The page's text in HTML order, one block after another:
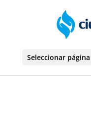
Seleccionar página